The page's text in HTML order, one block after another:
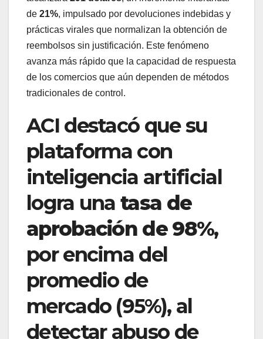
de 21%, impulsado por devoluciones indebidas y
prácticas virales que normalizan la obtención de
reembolsos sin justificación. Este fenómeno
avanza más rápido que la capacidad de respuesta
de los comercios que aún dependen de métodos
tradicionales de control.
ACI destacó que su
plataforma con
inteligencia artificial
logra unatasa de
aprobación de 98%,
por encima del
promedio de
mercado (95%), al
detectar abuso de